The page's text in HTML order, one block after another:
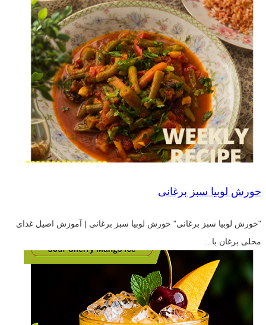
خورش لوبیا سبز برغانی
"خورش لوبیا سبز برغانی" خورش لوبیا سبز برغانی | آموزش اصیل غذای
محلی برغان با...